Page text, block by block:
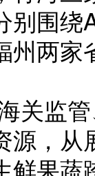
别围
州两
监管
源，
鲜果